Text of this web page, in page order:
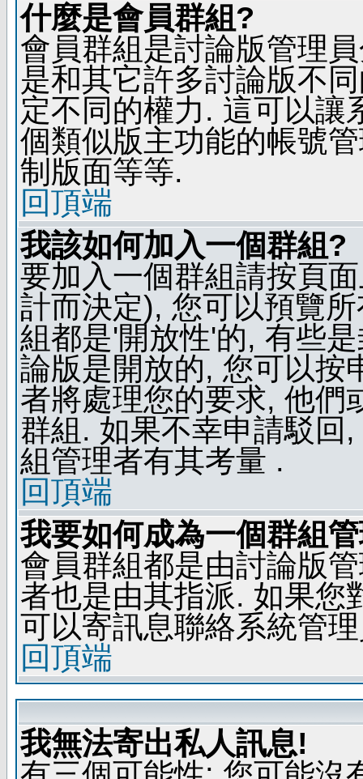
什麼是會員群組?
會員群組是討論版管理
是和其它許多討論版不
定不同的權力. 這可以讓
個類似版主功能的帳號
制版面等等.
回頂端
我該如何加入一個群組?
要加入一個群組請按頁
計而決定), 您可以預覽
組都是'開放性'的, 有些
論版是開放的, 您可以按
者將處理您的要求, 他們
群組. 如果不幸申請駁回
組管理者有其考量 .
回頂端
我要如何成為一個群組
會員群組都是由討論版
者也是由其指派. 如果您
可以寄訊息聯絡系統管
回頂端
我無法寄出私人訊息!